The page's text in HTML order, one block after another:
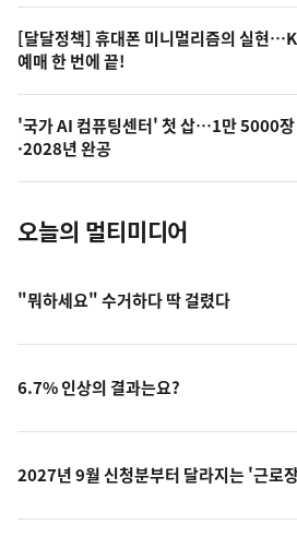
오
늘
의
사
진
[달달정책] 휴대폰 미니멀리즘의 실현
예매 한 번에 끝!
'국가 AI 컴퓨팅센터' 첫 삽…1만 5000장
·2028년 완공
오늘의 멀티미디어
"뭐하세요" 수거하다 딱 걸렸다
6.7% 인상의 결과는요?
2027년 9월 신청분부터 달라지는 '근로